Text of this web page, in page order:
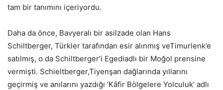
tam bir tanımını içeriyordu.
Daha da önce, Bavyeralı bir asilzade olan Hans
Schiltberger, Türkler tarafından esir alınmış veTimurlenk’e
satılmış, o da Schiltberger’i Egediadlı bir Moğol prensine
vermişti. Schieltberger,Tiyenşan dağlarında yıllarını
geçirmiş ve anılarını yazdığı ‘Kâfir Bölgelere Yolculuk’ adlı